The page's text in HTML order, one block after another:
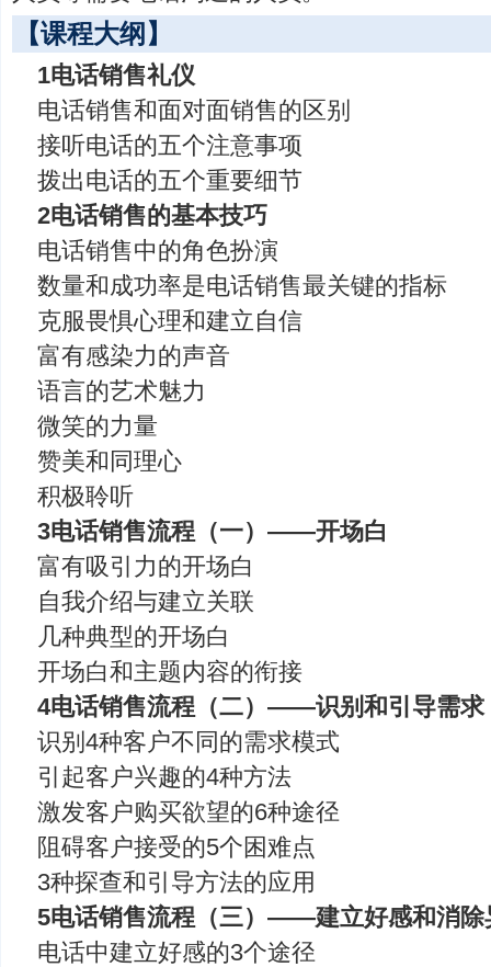
【课程大纲】
1电话销售礼仪
电话销售和面对面销售的区别
接听电话的五个注意事项
拨出电话的五个重要细节
2电话销售的基本技巧
电话销售中的角色扮演
数量和成功率是电话销售最关键的指标
克服畏惧心理和建立自信
富有感染力的声音
语言的艺术魅力
微笑的力量
赞美和同理心
积极聆听
3电话销售流程（一）——开场白
富有吸引力的开场白
自我介绍与建立关联
几种典型的开场白
开场白和主题内容的衔接
4电话销售流程（二）——识别和引导需求
识别4种客户不同的需求模式
引起客户兴趣的4种方法
激发客户购买欲望的6种途径
阻碍客户接受的5个困难点
3种探查和引导方法的应用
5电话销售流程（三）——建立好感和消除
电话中建立好感的3个途径